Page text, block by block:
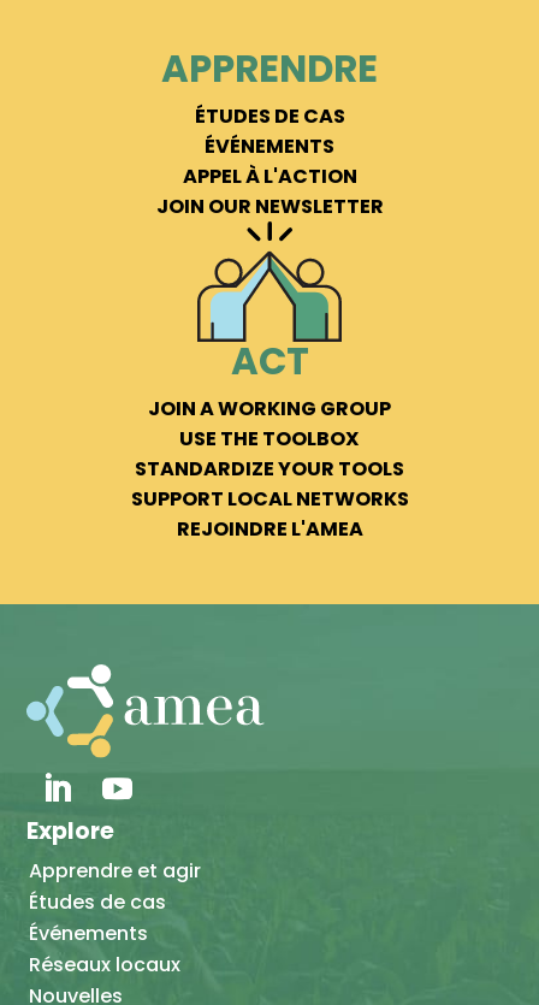
APPRENDRE
ÉTUDES DE CAS
ÉVÉNEMENTS
APPEL À L'ACTION
JOIN OUR NEWSLETTER
ACT
JOIN A WORKING GROUP
USE THE TOOLBOX
STANDARDIZE YOUR TOOLS
SUPPORT LOCAL NETWORKS
REJOINDRE L'AMEA
Explore
Apprendre et agir
Études de cas
Événements
Réseaux locaux
Nouvelles